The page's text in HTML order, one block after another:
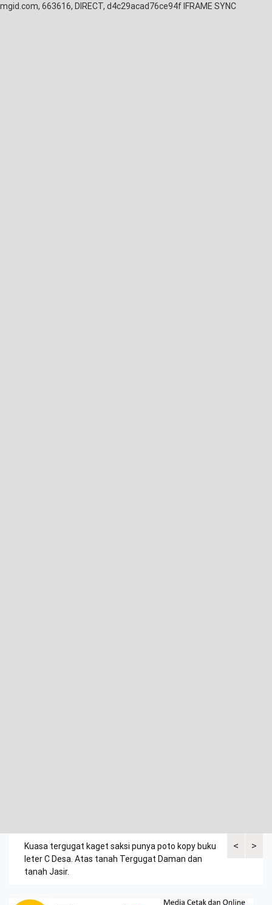
mgid.com, 663616, DIRECT, d4c29acad76ce94f IFRAME SYNC
<
Kuasa tergugat kaget saksi punya poto kopy buku
leter C Desa. Atas tanah Tergugat Daman dan
tanah Jasir.
Dalam>